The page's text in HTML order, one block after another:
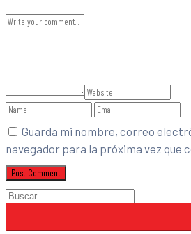
Guarda mi nombre, correo
navegador para la próxima vez que